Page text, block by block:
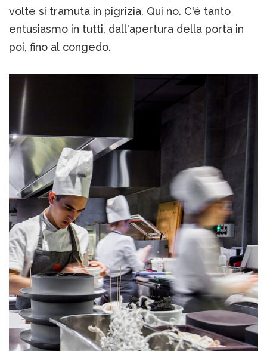
volte si tramuta in pigrizia. Qui no. C'è tanto
entusiasmo in tutti, dall'apertura della porta in
poi, fino al congedo.